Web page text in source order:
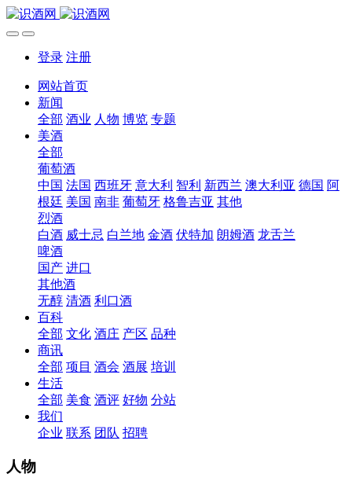
登录 注册
网站首页
新闻
全部 酒业 人物 博览 专题
美酒
全部
葡萄酒
中国 法国 西班牙 意大利 智利 新西兰 澳大利亚 德国 阿
根廷 美国 南非 葡萄牙 格鲁吉亚 其他
烈酒
白酒 威士忌 白兰地 金酒 伏特加 朗姆酒 龙舌兰
啤酒
国产 进口
其他酒
无醇 清酒 利口酒
百科
全部 文化 酒庄 产区 品种
商讯
全部 项目 酒会 酒展 培训
生活
全部 美食 酒评 好物 分站
我们
企业 联系 团队 招聘
人物